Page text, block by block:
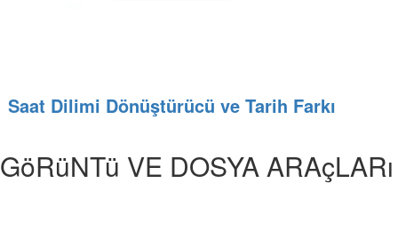
Saat Dilimi Dönüştürücü ve Tarih Farkı
GöRüNTü VE DOSYA ARAçLARı